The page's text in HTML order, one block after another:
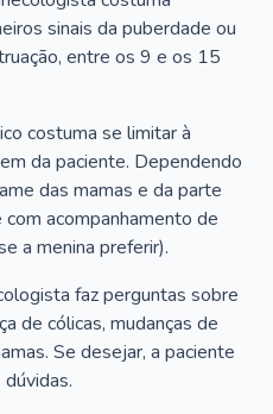
sinais da puberdade ou
entre os 9 e os 15
costuma se limitar à
da paciente. Dependendo
das mamas e da parte
acompanhamento de
a menina preferir).
faz perguntas sobre
de cólicas, mudanças de
Se desejar, a paciente